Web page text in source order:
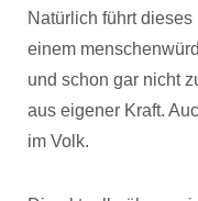
Natürlich führt
einem
und schon gar nicht
aus eigener Kraft.
im Volk.